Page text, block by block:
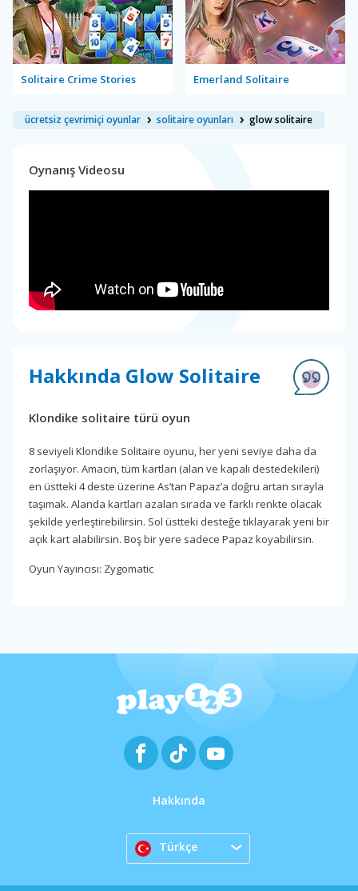
Solitaire Crime Stories Emerland Solitaire
ücretsiz çevrimiçi oyunlar solitaire oyunları glow solitaire
Oynanış Videosu
Hakkında Glow Solitaire
Klondike solitaire türü oyun
8 seviyeli Klondike Solitaire oyunu, her yeni seviye daha da
zorlaşıyor. Amacın, tüm kartları (alan ve kapalı destedekileri)
en üstteki 4 deste üzerine As’tan Papaz’a doğru artan sırayla
taşımak. Alanda kartları azalan sırada ve farklı renkte olacak
şekilde yerleştirebilirsin. Sol üstteki desteğe tıklayarak yeni bir
açık kart alabilirsin. Boş bir yere sadece Papaz koyabilirsin.
Oyun Yayıncısı: Zygomatic
Hakkında
Türkçe